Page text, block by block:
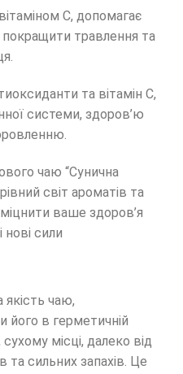
С, допомагає
покращити травлення та
та вітамін С,
системи, здоров’ю
чаю “Сунична
світ ароматів та
ваше здоров’я
нові сили
якість чаю,
його в герметичній
місці, далеко від
та сильних запахів. Це